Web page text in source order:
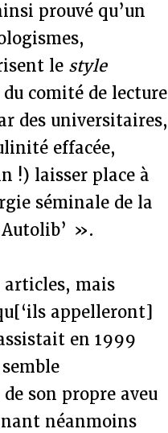
prouvé qu’un
le style
comité de lecture
des universitaires,
effacée,
!) laisser place à
séminale de la
».
articles, mais
appelleront]
en 1999
son propre aveu
néanmoins